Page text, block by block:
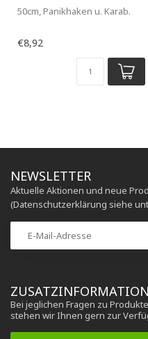
50cm, Panikhaken u. Karab.
€8,92
ZUSATZINFORMATION
Bei jeglichen Fragen zu
stehen wir Ihnen gern zur
NEWSLETTER
Aktuelle Aktionen und neue
(Datenschutzerklärung siehe